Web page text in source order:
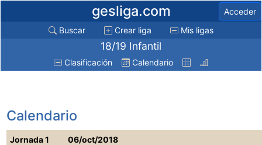
gesliga.com
Acceder
Buscar
Crear liga Mis ligas
18/19 Infantil
Clasificación Calendario
Calendario
Jornada 1
06/oct/2018